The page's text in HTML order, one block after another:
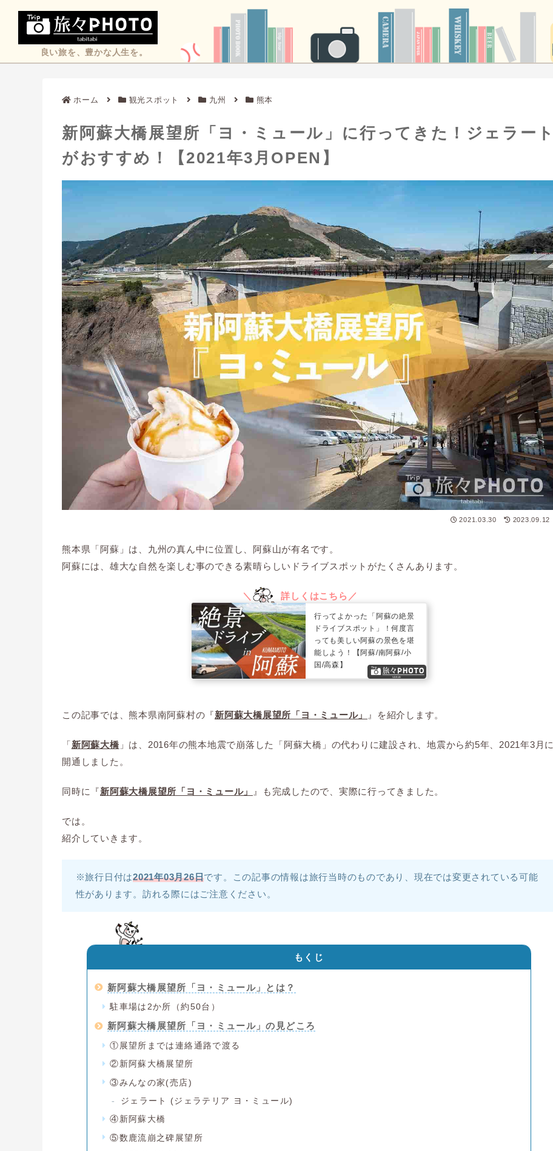
良い旅を、豊かな人生を。
ホーム 観光スポット 九州 熊本
新阿蘇大橋展望所「ヨ・ミュール」に行ってきた！ジェラート
がおすすめ！【2021年3月OPEN】
2021.03.30 2023.09.12
熊本県「阿蘇」は、九州の真ん中に位置し、阿蘇山が有名です。
阿蘇には、雄大な自然を楽しむ事のできる素晴らしいドライブスポットがたくさんあります。
行ってよかった「阿蘇の絶景
ドライブスポット」！何度言
っても美しい阿蘇の景色を堪
能しよう！【阿蘇/南阿蘇/小
国/高森】
この記事では、熊本県南阿蘇村の『新阿蘇大橋展望所「ヨ・ミュール」 』を紹介します。
「新阿蘇大橋 」は、2016年の熊本地震で崩落した「阿蘇大橋」の代わりに建設され、地震から約5年、2021年3月に
開通しました。
同時に『新阿蘇大橋展望所「ヨ・ミュール」 』も完成したので、実際に行ってきました。
では。
紹介していきます。
※旅行日付は2021年03月26日です。この記事の情報は旅行当時のものであり、現在では変更されている可能
性があります。訪れる際にはご注意ください。
もくじ
新阿蘇大橋展望所「ヨ・ミュール」とは？
駐車場は2か所（約50台）
新阿蘇大橋展望所「ヨ・ミュール」の見どころ
①展望所までは連絡通路で渡る
②新阿蘇大橋展望所
③みんなの家(売店)
ジェラート (ジェラテリア ヨ・ミュール)
④新阿蘇大橋
⑤数鹿流崩之碑展望所